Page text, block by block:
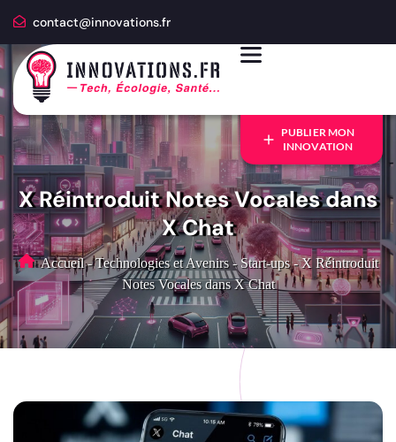
contact@innovations.fr
PUBLIER MON
INNOVATION
X Réintroduit Notes Vocales dans
X Chat
Accueil - Technologies et Avenirs - Start-ups - X Réintroduit
Notes Vocales dans X Chat